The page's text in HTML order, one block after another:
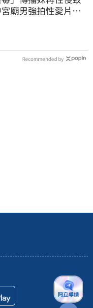
宮廟男強拍性愛片
Recommended by